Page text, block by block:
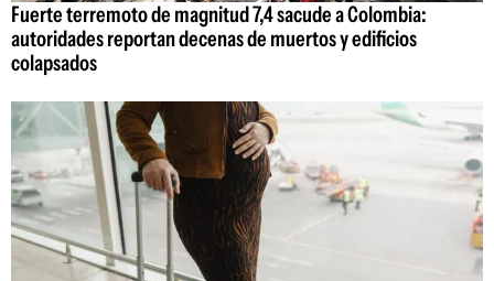
Fuerte terremoto de magnitud 7,4 sacude a Colombia:
autoridades reportan decenas de muertos y edificios
colapsados